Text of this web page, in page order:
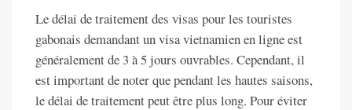
Le délai de traitement des visas pour les touristes
gabonais demandant un visa vietnamien en ligne est
généralement de 3 à 5 jours ouvrables. Cependant, il
est important de noter que pendant les hautes saisons,
le délai de traitement peut être plus long. Pour éviter